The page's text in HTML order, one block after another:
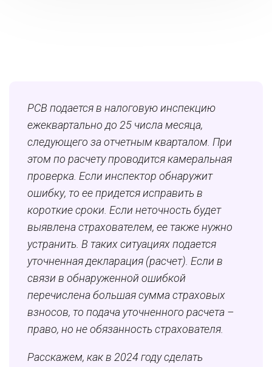
РСВ подается в налоговую инспекцию
ежеквартально до 25 числа месяца,
следующего за отчетным кварталом. При
этом по расчету проводится камеральная
проверка. Если инспектор обнаружит
ошибку, то ее придется исправить в
короткие сроки. Если неточность будет
выявлена страхователем, ее также нужно
устранить. В таких ситуациях подается
уточненная декларация (расчет). Если в
связи в обнаруженной ошибкой
перечислена большая сумма страховых
взносов, то подача уточненного расчета –
право, но не обязанность страхователя.
Расскажем, как в 2024 году сделать